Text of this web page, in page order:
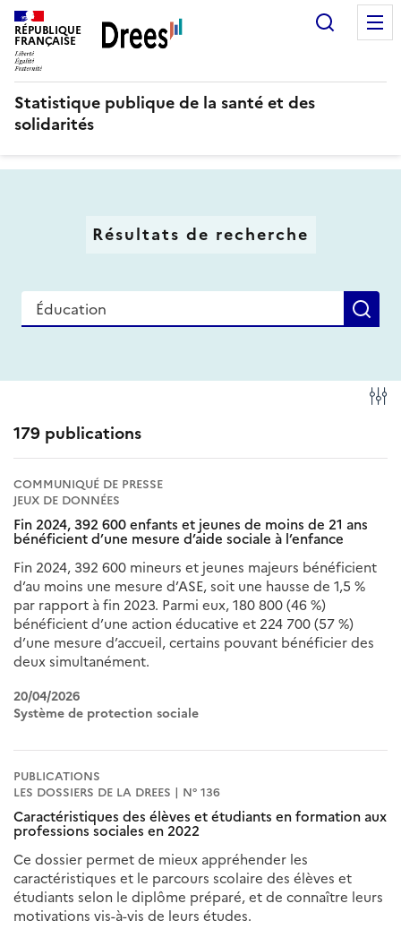
Aller
au
contenu
principal
RÉPUBLIQUE
FRANÇAISE
Statistique publique de la santé et des
solidarités
Résultats de recherche
Recherche
179 publications
COMMUNIQUÉ DE PRESSE
JEUX DE DONNÉES
Fin 2024, 392 600 enfants et jeunes de moins de 21 ans
bénéficient d’une mesure d’aide sociale à l’enfance
Fin 2024, 392 600 mineurs et jeunes majeurs bénéficient
d’au moins une mesure d’ASE, soit une hausse de 1,5 %
par rapport à fin 2023. Parmi eux, 180 800 (46 %)
bénéficient d’une action éducative et 224 700 (57 %)
d’une mesure d’accueil, certains pouvant bénéficier des
deux simultanément.
20/04/2026
Système de protection sociale
PUBLICATIONS
LES DOSSIERS DE LA DREES | N° 136
Caractéristiques des élèves et étudiants en formation aux
professions sociales en 2022
Ce dossier permet de mieux appréhender les
caractéristiques et le parcours scolaire des élèves et
étudiants selon le diplôme préparé, et de connaître leurs
motivations vis-à-vis de leurs études.